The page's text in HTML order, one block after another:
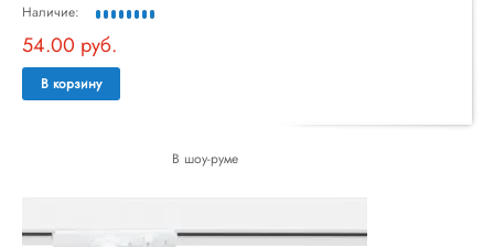
Наличие:
54.00 руб.
В корзину
В шоу-руме